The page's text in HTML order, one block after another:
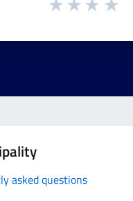
asked questions